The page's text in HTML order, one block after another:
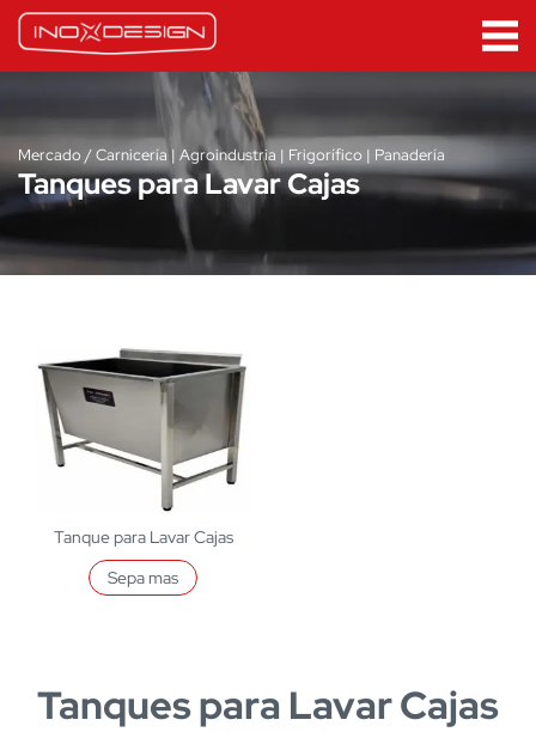
Mercado / Carnicería | Agroindustria | Frigorífico | Panadería
Tanques para Lavar Cajas
Tanque para Lavar Cajas
Sepa mas
Tanques para Lavar Cajas